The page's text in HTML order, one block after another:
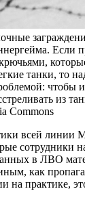
Если
танки, то
чтобы
из
Commons
всей линии
сотрудники
в ЛВО
как
на практике,